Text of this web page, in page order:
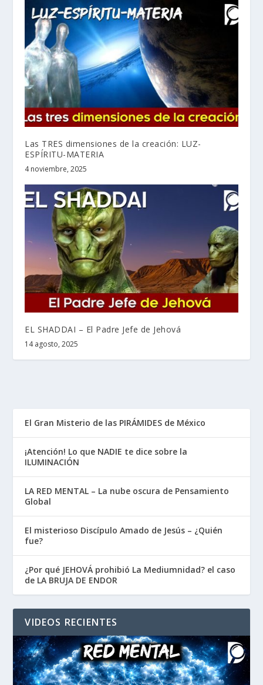
Las TRES dimensiones de la creación: LUZ-
ESPÍRITU-MATERIA
4 noviembre, 2025
EL SHADDAI – El Padre Jefe de Jehová
14 agosto, 2025
El Gran Misterio de las PIRÁMIDES de México
¡Atención! Lo que NADIE te dice sobre la
ILUMINACIÓN
LA RED MENTAL – La nube oscura de Pensamiento
Global
El misterioso Discípulo Amado de Jesús – ¿Quién
fue?
¿Por qué JEHOVÁ prohibió La Mediumnidad? el caso
de LA BRUJA DE ENDOR
VIDEOS RECIENTES